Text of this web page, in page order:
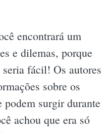
encontrará um
e dilemas, porque
fácil! Os autores
sobre os
surgir durante
achou que era só